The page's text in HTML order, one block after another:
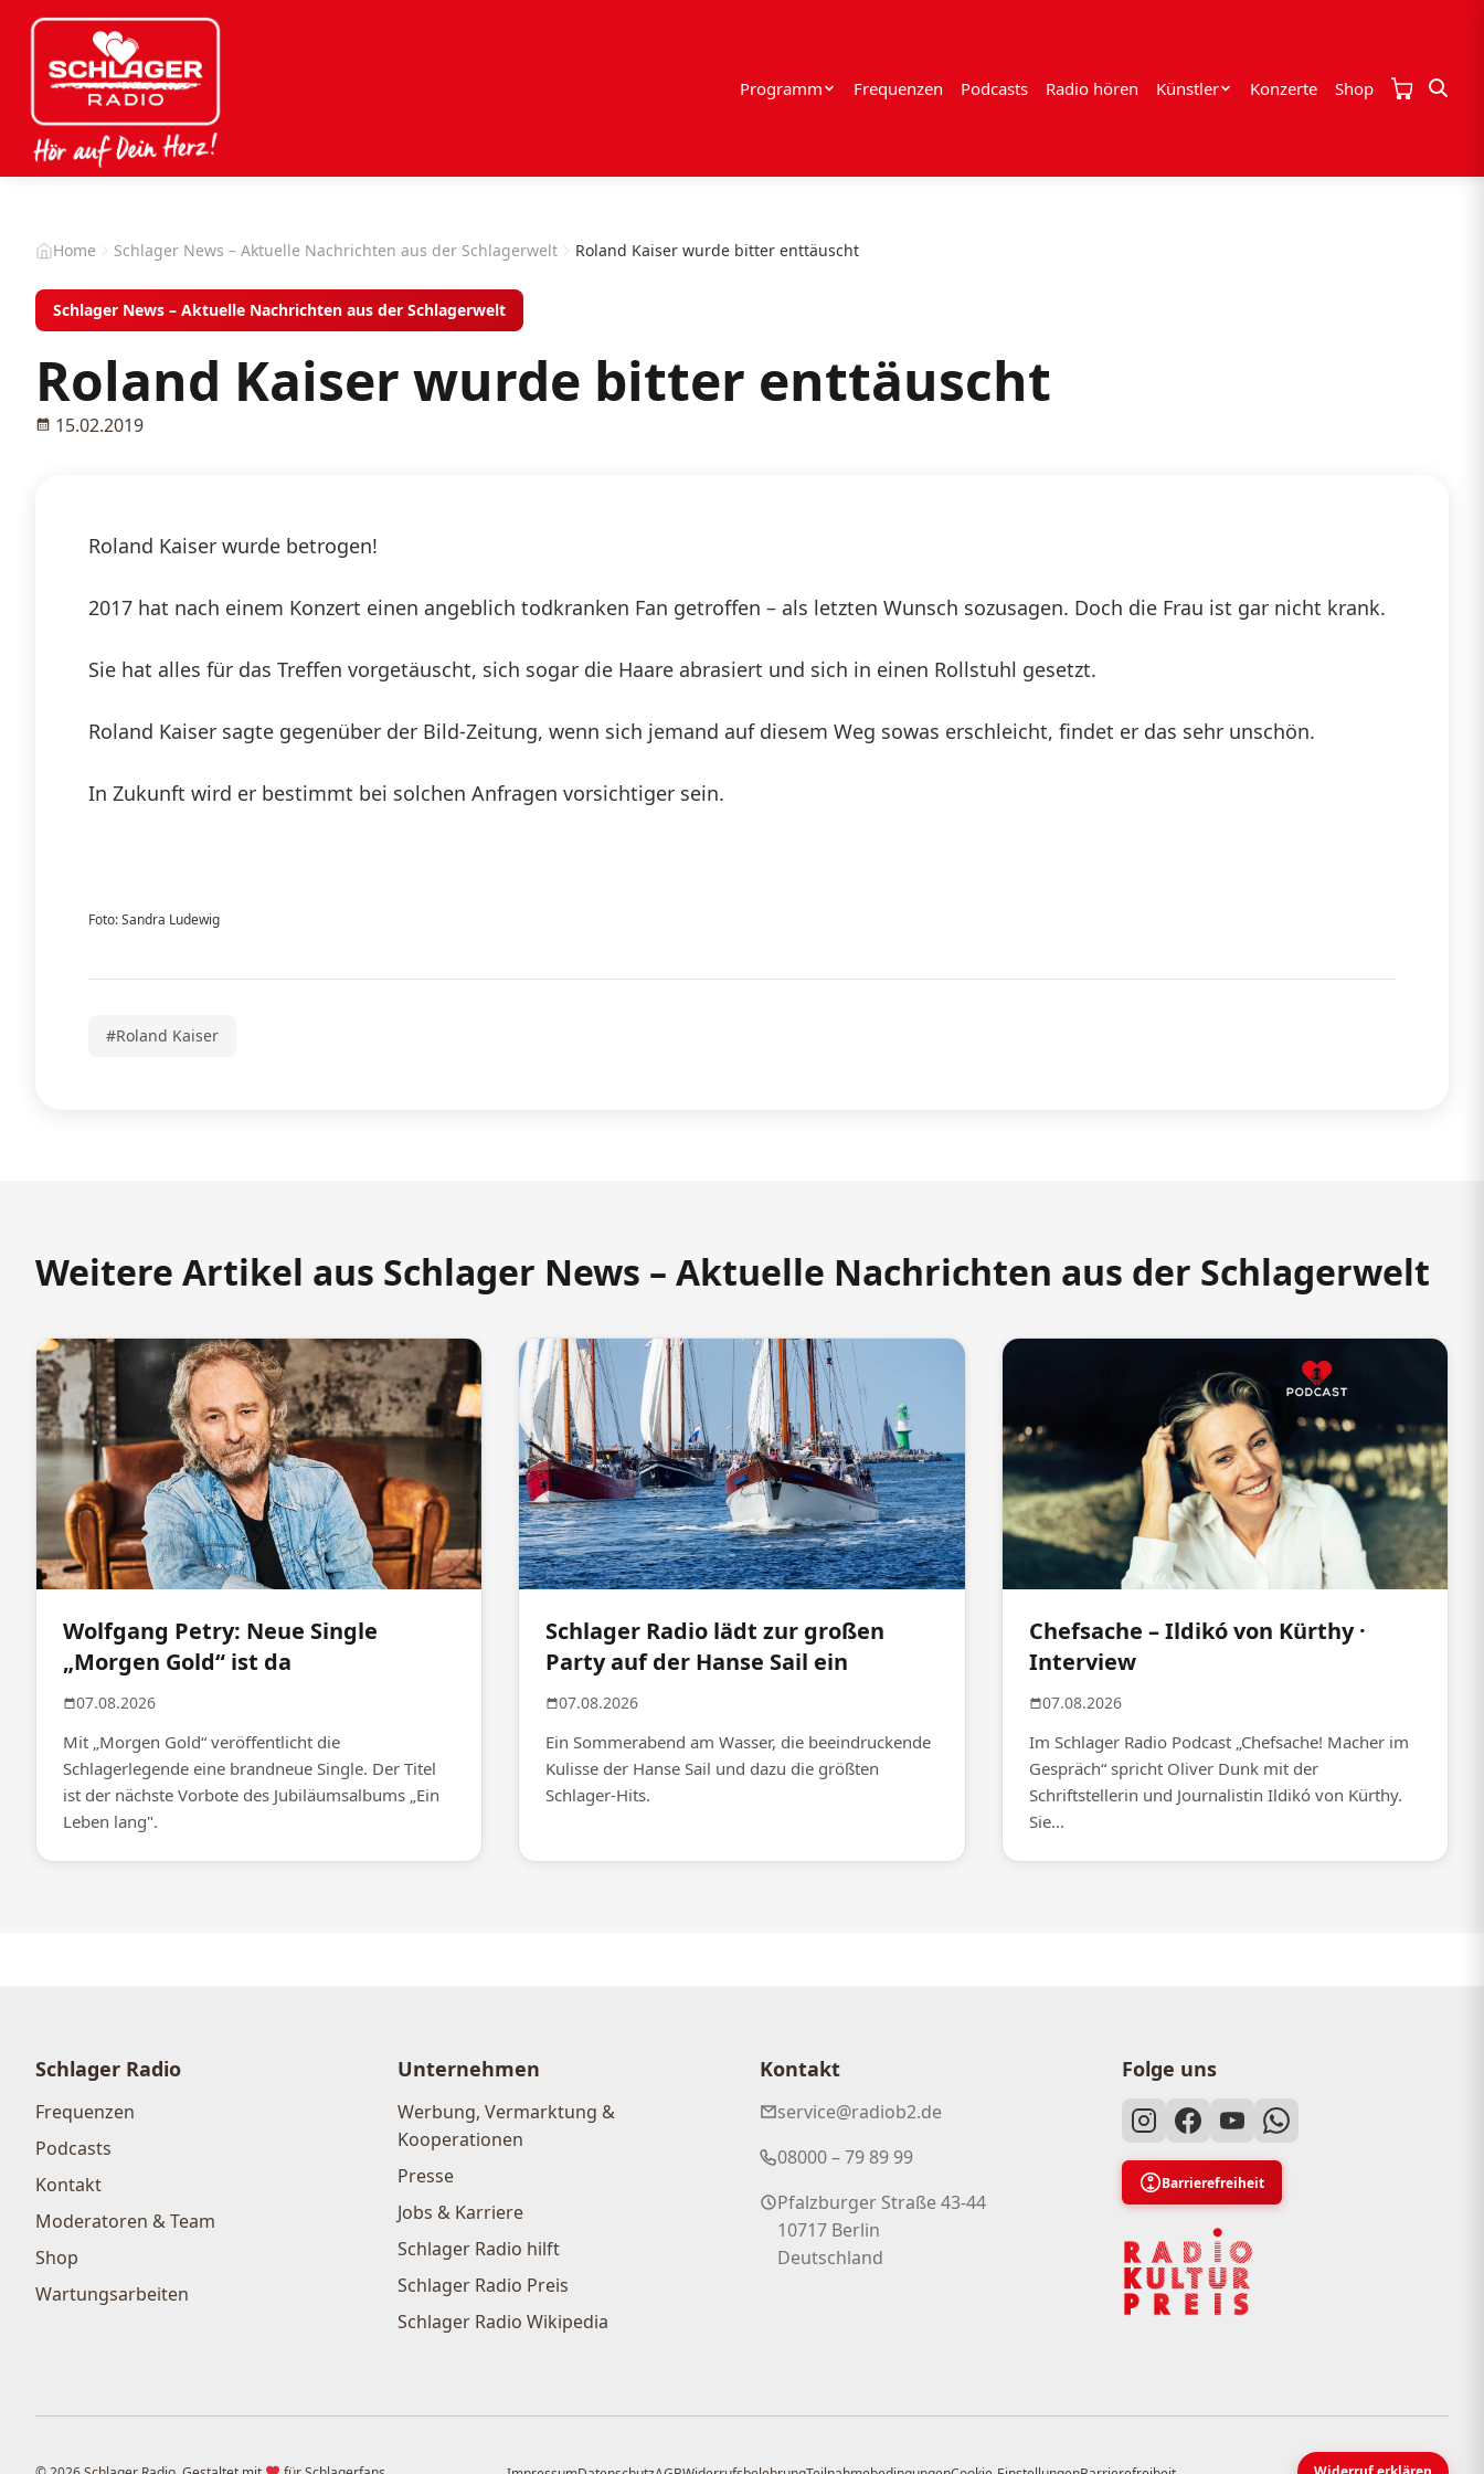
Programm Frequenzen Podcasts Radio hören Künstler Konzerte Shop
Home Schlager News – Aktuelle Nachrichten aus der Schlagerwelt Roland Kaiser wurde bitter enttäuscht
Schlager News – Aktuelle Nachrichten aus der Schlagerwelt
Roland Kaiser wurde bitter enttäuscht
15.02.2019
Roland Kaiser wurde betrogen!
2017 hat nach einem Konzert einen angeblich todkranken Fan getroffen – als letzten Wunsch sozusagen. Doch die Frau ist gar nicht krank.
Sie hat alles für das Treffen vorgetäuscht, sich sogar die Haare abrasiert und sich in einen Rollstuhl gesetzt.
Roland Kaiser sagte gegenüber der Bild-Zeitung, wenn sich jemand auf diesem Weg sowas erschleicht, findet er das sehr unschön.
In Zukunft wird er bestimmt bei solchen Anfragen vorsichtiger sein.
Foto: Sandra Ludewig
#Roland Kaiser
Weitere Artikel aus Schlager News – Aktuelle Nachrichten aus der Schlagerwelt
Wolfgang Petry: Neue Single
„Morgen Gold“ ist da
07.08.2026
Mit „Morgen Gold“ veröffentlicht die
Schlagerlegende eine brandneue Single. Der Titel
ist der nächste Vorbote des Jubiläumsalbums „Ein
Leben lang".
Schlager Radio lädt zur großen
Party auf der Hanse Sail ein
07.08.2026
Ein Sommerabend am Wasser, die beeindruckende
Kulisse der Hanse Sail und dazu die größten
Schlager-Hits.
Chefsache – Ildikó von Kürthy ·
Interview
07.08.2026
Im Schlager Radio Podcast „Chefsache! Macher im
Gespräch“ spricht Oliver Dunk mit der
Schriftstellerin und Journalistin Ildikó von Kürthy.
Sie...
Schlager Radio
Frequenzen
Podcasts
Kontakt
Moderatoren & Team
Shop
Wartungsarbeiten
Unternehmen
Werbung, Vermarktung &
Kooperationen
Presse
Jobs & Karriere
Schlager Radio hilft
Schlager Radio Preis
Schlager Radio Wikipedia
Kontakt
service@radiob2.de
08000 – 79 89 99
Pfalzburger Straße 43-44
10717 Berlin
Deutschland
Folge uns
Barrierefreiheit